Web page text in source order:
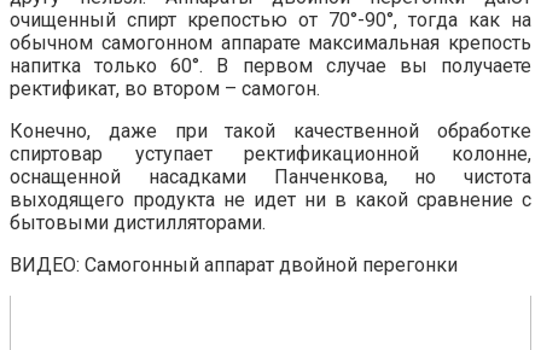
очищенный спирт крепостью от 70°-90°, тогда как на
обычном самогонном аппарате максимальная крепость
напитка только 60°. В первом случае вы получаете
ректификат, во втором – самогон.
Конечно, даже при такой качественной обработке
спиртовар уступает ректификационной колонне,
оснащенной насадками Панченкова, но чистота
выходящего продукта не идет ни в какой сравнение с
бытовыми дистилляторами.
ВИДЕО: Самогонный аппарат двойной перегонки